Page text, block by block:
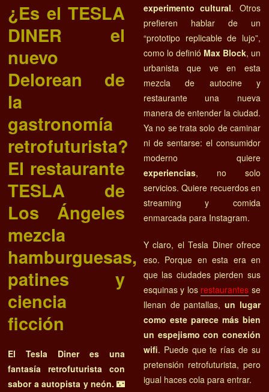
¿Es el TESLA
DINER el
nuevo
Delorean de
la
gastronomía
retrofuturista?
El restaurante
TESLA de
Los Ángeles
mezcla
hamburguesas,
patines y
ciencia
ficción
El Tesla Diner es una
fantasía retrofuturista con
sabor a autopista y neón. 🌃
experimento cultural. Otros
prefieren hablar de un
“prototipo replicable de lujo”,
como lo definió Max Block, un
urbanista que ve en esta
mezcla de autocine y
restaurante una nueva
manera de entender la ciudad.
Ya no se trata solo de caminar
ni de sentarse: el consumidor
moderno quiere
experiencias, no solo
servicios. Quiere recuerdos en
streaming y comida
enmarcada para Instagram.
Y claro, el Tesla Diner ofrece
eso. Porque en esta era en
que las ciudades pierden sus
esquinas y los restaurantesse
llenan de pantallas, un lugar
como este parece más bien
un espejismo con conexión
wifi. Puede que te rías de su
pretensión retrofuturista, pero
igual haces cola para entrar.